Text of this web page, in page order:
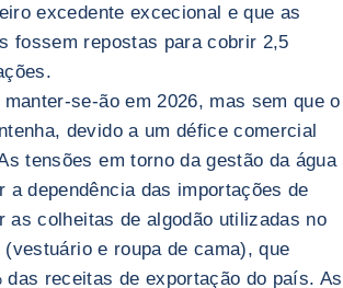
excedente excecional e que as
fossem repostas para cobrir 2,5
se-ão em 2026, mas sem que o
devido a um défice comercial
tensões em torno da gestão da água
a dependência das importações de
as colheitas de algodão utilizadas no
e roupa de cama), que
das receitas de exportação do país. As